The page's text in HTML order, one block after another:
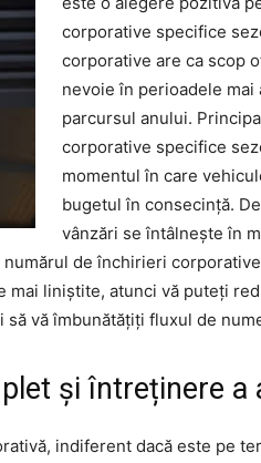
corporative specifice
corporative are ca scop
nevoie în perioadele
parcursul anului.
corporative specifice
momentul în care
bugetul în consecință.
vânzări se întâlnește în
de închirieri
mai liniștite, atunci vă puteți
vă îmbunătățiți fluxul de
și întreținere a
indiferent dacă este pe